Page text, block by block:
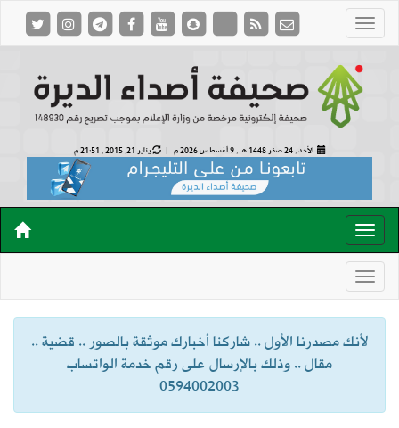
الأحد , 24 صفر 1448 هـ , 9 أغسطس 2026 م | يناير 21, 2015 , 21:51 م
لأنك مصدرنا الأول .. شاركنا أخبارك موثقة بالصور .. قضية ..
مقال .. وذلك بالإرسال على رقم خدمة الواتساب
0594002003